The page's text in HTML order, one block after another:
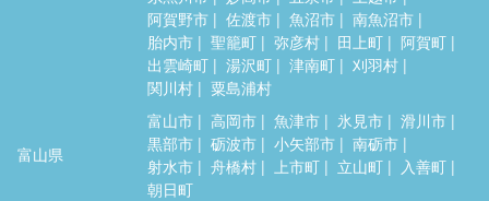
阿賀野市
佐渡市 魚沼市
南魚沼市
胎内市
聖籠町 弥彦村 田上町
阿賀町
出雲崎町
湯沢町 津南町
刈羽村
関川村
粟島浦村
富山県
富山市 高岡市 魚津市 氷見市
滑川市
黒部市
砺波市 小矢部市
南砺市
射水市
舟橋村 上市町 立山町
入善町
朝日町